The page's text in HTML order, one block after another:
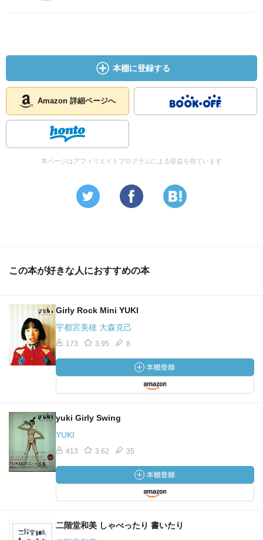
本棚に登録する
Amazon 詳細ページへ
本ページはアフィリエイトプログラムによる収益を得ています
この本が好きな人におすすめの本
Girly Rock Mini YUKI
宇都宮美穂 大森克己
173 3.95 8
yuki Girly Swing
YUKI
413 3.62 35
二階堂和美 しゃべったり 書いたり